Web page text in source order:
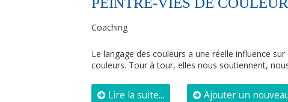
Coaching
Le langage des couleurs a une réelle influence
couleurs. Tour à tour, elles nous soutiennent,
Lire la suite... Ajouter un